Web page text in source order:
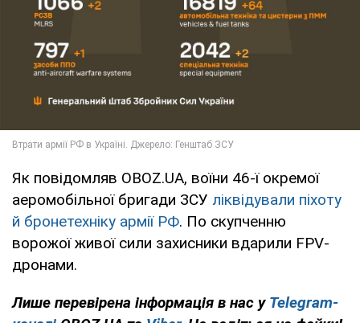
Як повідомляв OBOZ.UA, воїни 46-ї окремої
аеромобільної бригади ЗСУ ліквідували піхоту
й бронетехніку армії РФ. По скупченню
ворожої живої сили захисники вдарили FPV-
дронами.
Лише перевірена інформація в нас у Telegram-